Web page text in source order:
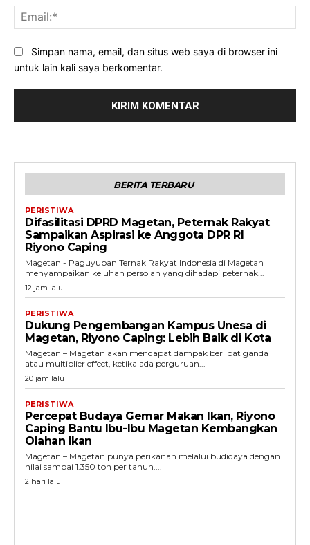
Simpan nama, email, dan situs web saya di browser ini
untuk lain kali saya berkomentar.
BERITA TERBARU
PERISTIWA
Difasilitasi DPRD Magetan, Peternak Rakyat
Sampaikan Aspirasi ke Anggota DPR RI
Riyono Caping
Magetan - Paguyuban Ternak Rakyat Indonesia di Magetan
menyampaikan keluhan persolan yang dihadapi peternak...
12 jam lalu
PERISTIWA
Dukung Pengembangan Kampus Unesa di
Magetan, Riyono Caping: Lebih Baik di Kota
Magetan – Magetan akan mendapat dampak berlipat ganda
atau multiplier effect, ketika ada perguruan...
20 jam lalu
PERISTIWA
Percepat Budaya Gemar Makan Ikan, Riyono
Caping Bantu Ibu-Ibu Magetan Kembangkan
Olahan Ikan
Magetan – Magetan punya perikanan melalui budidaya dengan
nilai sampai 1.350 ton per tahun....
2 hari lalu